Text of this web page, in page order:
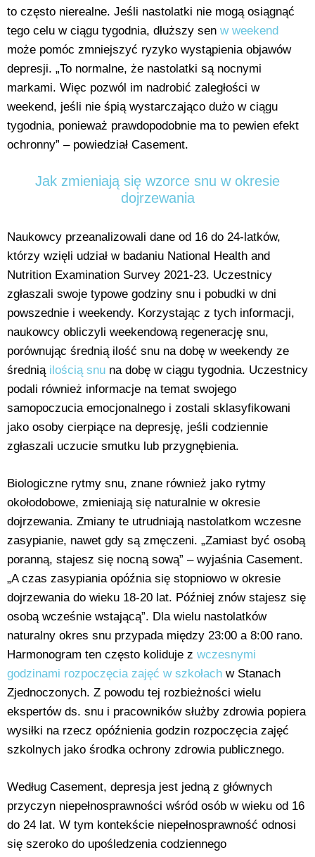
to często nierealne. Jeśli nastolatki nie mogą osiągnąć
tego celu w ciągu tygodnia, dłuższy sen w weekend
może pomóc zmniejszyć ryzyko wystąpienia objawów
depresji. „To normalne, że nastolatki są nocnymi
markami. Więc pozwól im nadrobić zaległości w
weekend, jeśli nie śpią wystarczająco dużo w ciągu
tygodnia, ponieważ prawdopodobnie ma to pewien efekt
ochronny” – powiedział Casement.
Jak zmieniają się wzorce snu w okresie
dojrzewania
Naukowcy przeanalizowali dane od 16 do 24-latków,
którzy wzięli udział w badaniu National Health and
Nutrition Examination Survey 2021-23. Uczestnicy
zgłaszali swoje typowe godziny snu i pobudki w dni
powszednie i weekendy. Korzystając z tych informacji,
naukowcy obliczyli weekendową regenerację snu,
porównując średnią ilość snu na dobę w weekendy ze
średnią ilością snu na dobę w ciągu tygodnia. Uczestnicy
podali również informacje na temat swojego
samopoczucia emocjonalnego i zostali sklasyfikowani
jako osoby cierpiące na depresję, jeśli codziennie
zgłaszali uczucie smutku lub przygnębienia.
Biologiczne rytmy snu, znane również jako rytmy
okołodobowe, zmieniają się naturalnie w okresie
dojrzewania. Zmiany te utrudniają nastolatkom wczesne
zasypianie, nawet gdy są zmęczeni. „Zamiast być osobą
poranną, stajesz się nocną sową” – wyjaśnia Casement.
„A czas zasypiania opóźnia się stopniowo w okresie
dojrzewania do wieku 18-20 lat. Później znów stajesz się
osobą wcześnie wstającą”. Dla wielu nastolatków
naturalny okres snu przypada między 23:00 a 8:00 rano.
Harmonogram ten często koliduje z wczesnymi
godzinami rozpoczęcia zajęć w szkołach w Stanach
Zjednoczonych. Z powodu tej rozbieżności wielu
ekspertów ds. snu i pracowników służby zdrowia popiera
wysiłki na rzecz opóźnienia godzin rozpoczęcia zajęć
szkolnych jako środka ochrony zdrowia publicznego.
Według Casement, depresja jest jedną z głównych
przyczyn niepełnosprawności wśród osób w wieku od 16
do 24 lat. W tym kontekście niepełnosprawność odnosi
się szeroko do upośledzenia codziennego